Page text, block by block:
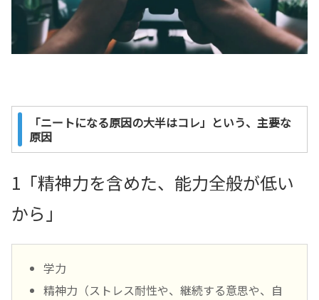
「ニートになる原因の大半はコレ」という、主要な
原因
1「精神力を含めた、能力全般が低い
から」
学力
精神力（ストレス耐性や、継続する意思や、自